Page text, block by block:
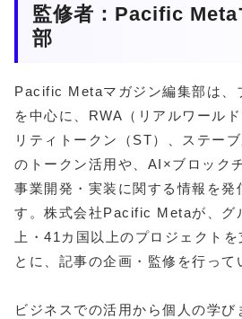
監修者：Pacific
部
Pacific Metaマガジン編集部は、
を中心に、RWA（リアルワール
リティトークン（ST）、ステー
のトークン活用や、AI×ブロック
事業開発・実装に関する情報を発
す。株式会社Pacific Metaが、グ
上・41カ国以上のプロジェクト
とに、記事の企画・監修を行って
ビジネスでの活用から個人の学び